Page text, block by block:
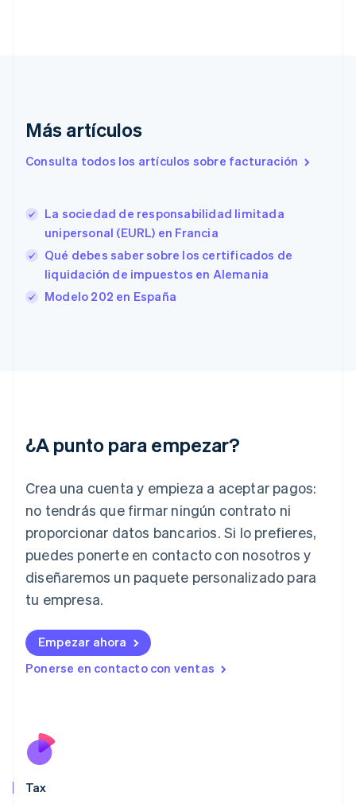
Más artículos
Consulta todos los artículos sobre facturación
La sociedad de responsabilidad limitada
unipersonal (EURL) en Francia
Qué debes saber sobre los certificados de
liquidación de impuestos en Alemania
Modelo 202 en España
¿A punto para empezar?
Crea una cuenta y empieza a aceptar pagos:
no tendrás que firmar ningún contrato ni
proporcionar datos bancarios. Si lo prefieres,
puedes ponerte en contacto con nosotros y
diseñaremos un paquete personalizado para
tu empresa.
Empezar ahora
Ponerse en contacto con ventas
Tax
Dinamarca
Emiratos Árabes Unidos
English
Eslovenia
English Italiano
España
EspañolEnglish
Estados Unidos
English
Grecia
Hungría
English
India
English
Irlanda
ItalianoEnglish
日本語English
Letonia
English
English
Luxemburgo